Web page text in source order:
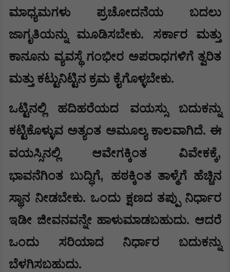
ಮಾಧ್ಯಮಗಳು ಪ್ರಚೋದನೆಯ ಬದಲು
ಜಾಗೃತಿಯನ್ನು ಮೂಡಿಸಬೇಕು. ಸರ್ಕಾರ ಮತ್ತು
ಕಾನೂನು ವ್ಯವಸ್ಥೆ ಗಂಭೀರ ಅಪರಾಧಗಳಿಗೆ ತ್ವರಿತ
ಮತ್ತು ಕಟ್ಟುನಿಟ್ಟಿನ ಕ್ರಮ ಕೈಗೊಳ್ಳಬೇಕು.
ಒಟ್ಟಿನಲ್ಲಿ ಹದಿಹರೆಯದ ವಯಸ್ಸು ಬದುಕನ್ನು
ಕಟ್ಟಿಕೊಳ್ಳುವ ಅತ್ಯಂತ ಅಮೂಲ್ಯ ಕಾಲವಾಗಿದೆ. ಈ
ವಯಸ್ಸಿನಲ್ಲಿ ಆವೇಗಕ್ಕಿಂತ ವಿವೇಕಕ್ಕೆ,
ಭಾವನೆಗಿಂತ ಬುದ್ಧಿಗೆ, ಹಠಕ್ಕಿಂತ ತಾಳ್ಮೆಗೆ ಹೆಚ್ಚಿನ
ಸ್ಥಾನ ನೀಡಬೇಕು. ಒಂದು ಕ್ಷಣದ ತಪ್ಪು ನಿರ್ಧಾರ
ಇಡೀ ಜೀವನವನ್ನೇ ಹಾಳುಮಾಡಬಹುದು. ಆದರೆ
ಒಂದು ಸರಿಯಾದ ನಿರ್ಧಾರ ಬದುಕನ್ನು
ಬೆಳಗಿಸಬಹುದು.